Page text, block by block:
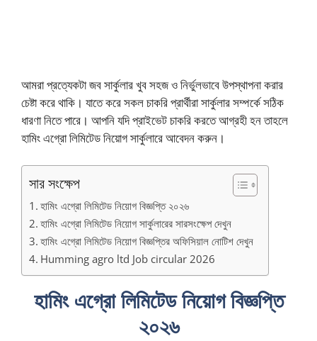
আমরা প্রত্যেকটা জব সার্কুলার খুব সহজ ও নির্ভুলভাবে উপস্থাপনা করার
চেষ্টা করে থাকি। যাতে করে সকল চাকরি প্রার্থীরা সার্কুলার সম্পর্কে সঠিক
ধারণা নিতে পারে। আপনি যদি প্রাইভেট চাকরি করতে আগ্রহী হন তাহলে
হামিং এগ্রো লিমিটেড নিয়োগ সার্কুলারে আবেদন করুন।
সার সংক্ষেপ
হামিং এগ্রো লিমিটেড নিয়োগ বিজ্ঞপ্তি ২০২৬
হামিং এগ্রো লিমিটেড নিয়োগ সার্কুলারের সারসংক্ষেপ দেখুন
হামিং এগ্রো লিমিটেড নিয়োগ বিজ্ঞপ্তির অফিসিয়াল নোটিশ দেখুন
Humming agro ltd Job circular 2026
হামিং এগ্রো লিমিটেড নিয়োগ বিজ্ঞপ্তি
২০২৬